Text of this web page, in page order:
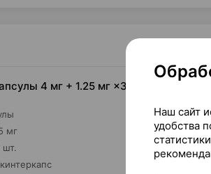
4 мг + 1.25 мг ×30,
мг
шт.
Наш сайт
удобства